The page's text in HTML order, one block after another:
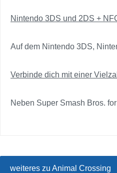
Nintendo 3DS und 2DS +
Auf dem Nintendo 3DS,
Verbinde dich mit einer
Neben Super Smash Bros.
weiteres zu Animal Crossing